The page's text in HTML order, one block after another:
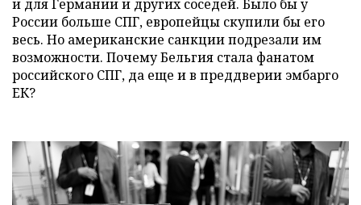
и для Германии и других соседей. Было бы у
России больше СПГ, европейцы скупили бы его
весь. Но американские санкции подрезали им
возможности. Почему Бельгия стала фанатом
российского СПГ, да еще и в преддверии эмбарго
ЕК?